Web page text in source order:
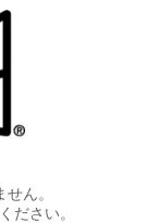
ん。
ださい。